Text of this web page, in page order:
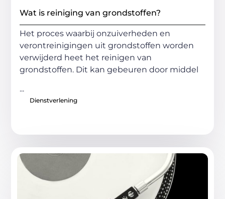
Wat is reiniging van grondstoffen?
Het proces waarbij onzuiverheden en
verontreinigingen uit grondstoffen worden
verwijderd heet het reinigen van
grondstoffen. Dit kan gebeuren door middel
...
Dienstverlening